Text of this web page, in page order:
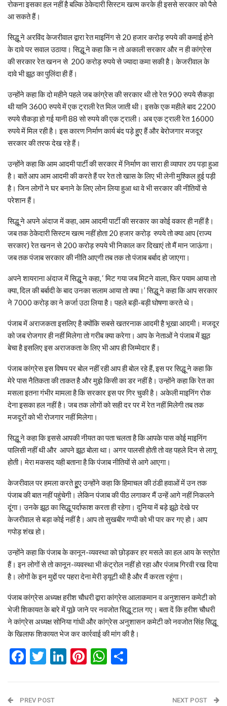
रोकना इसका हल नहीं है बल्कि ठेकेदारी सिस्टम खत्म करके ही इससे सरकार को पैसे
आ सकते हैं।
सिद्धू ने अरविंद केजरीवाल द्वारा रेत माइनिंग से 20 हजार करोड़ रुपये की कमाई होने
के दावे पर सवाल उठाया। सिद्धू ने कहा कि न तो अकाली सरकार और न ही कांग्रेस
की सरकार रेत खनन से 200 करोड़ रुपये से ज्यादा कमा सकी है। केजरीवाल के
दावे भी झूठ का पुलिंदा ही हैं।
उन्होंने कहा कि दो महीने पहले जब कांग्रेस की सरकार थी तो रेत 900 रुपये सैकड़ा
थी यानि 3600 रुपये में एक ट्राली रेत मिल जाती थी। इसके एक महीले बाद 2200
रुपये सैकड़ा हो गई यानी 88 सो रुपये की एक ट्राली। अब एक ट्राली रेत 16000
रुपये में मिल रही है। इस कारण निर्माण कार्य बंद पड़े हुुए हैं और बेरोजगार मजदूर
सरकार की तरफ देख रहे हैं।
उन्‍होंने कहा कि आम आदमी पार्टी की सरकार में निर्माण का सारा ही व्यापार ठप पड़ा हुआ
है। बातें आप आम आदमी की करते हैं पर रेत तो खास के लिए भी लेनी मुश्किल हुई पड़ी
है। जिन लोगों ने घर बनाने के लिए लोन लिया हुआ था वे भी सरकार की नीतियों से
परेशान हैं।
सिद्धू ने अपने अंदाज में कहा, आम आदमी पार्टी की सरकार का कोई वकार ही नहीं है।
जब तक ठेकेदारी सिस्टम खत्म नहीं होता 20 हजार करोड़ रुपये तो क्या आप (राज्‍य
सरकार) रेत खनन से 200 करोड़ रुपये भी निकाल कर दिखाएं तो मैं मान जाऊंगा।
जब तक पंजाब सरकार की नीति आएगी तब तक तो पंजाब बर्बाद हो जाएगा।
अपने शायराना अंदाज में सिद्धू ने कहा, ‘ मिट गया जब मिटने वाला, फिर पयाम आया तो
क्या, दिल की बर्बादी के बाद उनका सलाम आया तो क्या।’ सिद्धू ने कहा कि आप सरकार
ने 7000 करोड़ का ने कर्जा उठा लिया है। पहले बड़ी-बड़ी घोषणा करते थे।
पंजाब में अराजकता इसलिए है क्योंकि सबसे खतरनाक आदमी है भूखा आदमी। मजदूर
को जब रोजगार ही नहीं मिलेगा तो गरीब क्या करेगा। आप के नेताओं ने पंजाब में झूठ
बेचा है इसलिए इस अराजकता के लिए भी आप ही जिम्मेदार हैं।
पंजाब कांग्रेस इस विषय पर बोल नहीं रही आप ही बोल रहे हैं, इस पर सिद्धू ने कहा कि
मेरे पास नैतिकता की ताकत है और मुझे किसी का डर नहीं है। उन्होंने कहा कि रेत का
मसला इतना गंभीर मामला है कि सरकार इस पर गिर चुकी है। अकेली माइनिंग रोक
देना इसका हल नहीं है। जब तक लोगों को सही दर पर में रेत नहीं मिलेगी तब तक
मजदूरों को भी रोजगार नहीं मिलेगा।
सिद्धू ने कहा कि इससे आपकी नीयत का पता चलता है कि आपके पास कोई माइनिंग
पालिसी नहीं थी और आपने झूठ बोला था। अगर पालसी होती तो वह पहले दिन से लागू
होती। मेरा मकसद यही बताना है कि पंजाब नीतियों से आगे आएगा।
केजरीवाल पर हमला करते हुूए उन्होंने कहा कि हिमाचल की ठंडी हवाओं में उन तक
पंजाब की बात नहीं पहुंचेगी। लेकिन पंजाब की पीठ लगाकर मैं उन्‍हें आगे नहीं निकलने
दूंगा। उनके झूठ का सिद्धू पर्दाफाश करता ही रहेगा। दुनिया में बड़े झूठे देखे पर
केजरीवाल से बड़ा कोई नहीं है। आप तो सुखबीर गप्पी को भी पार कर गए हो। आप
गपोड़ शंख हो।
उन्होंने कहा कि पंजाब के कानून-व्‍यवस्‍था को छोड़कर हर मसले का हल आय के स्त्रोत
हैं। इन लोगों से तो कानून-व्‍यवस्‍था भी कंट्रोल नहीं हो रहा और पंजाब गिरवी रख दिया
है। लोगों के इन मुद्दों पर पहरा देना मेरी ड्यूटी थी है और मैं करता रहूंगा।
पंजाब कांग्रेस अध्‍यक्ष हरीश चौधरी द्वारा कांग्रेस आलाकमान व अनुशासन कमेटी को
भेजी शिकायत के बारे में पूछे जाने पर नवजोत सिद्धू टाल गए। बता दें कि हरीश चौधरी
ने कांग्रेस अध्‍यक्ष सोनिया गांधी और कांग्रेस अनुशासन कमेटी को नवजोत सिंह सिद्धू
के खिलाफ शिकायत भेज कर कार्रवाई की मांग की है।
Facebook
Twitter
LinkedIn
Pinterest
WhatsApp
PREV POST NEXT POST